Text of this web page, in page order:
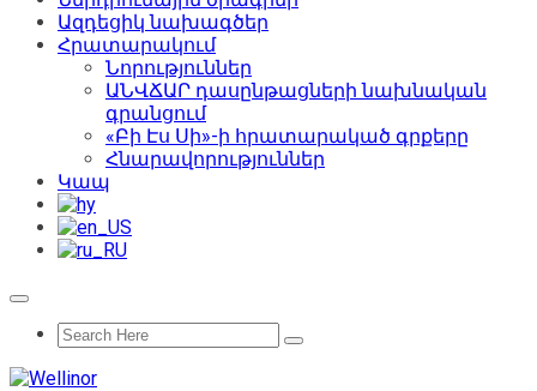
Ազդեցիկ նախագծեր
Հրատարակում
Նորություններ
ԱՆՎՃԱՐ դասընթացների նախնական
գրանցում
«Բի Էս Սի»-ի հրատարակած գրքերը
Հնարավորություններ
Կապ